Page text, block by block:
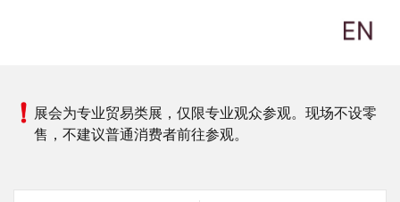
展会为专业贸易类展，仅限专业观众参观。现场不设零
售，不建议普通消费者前往参观。